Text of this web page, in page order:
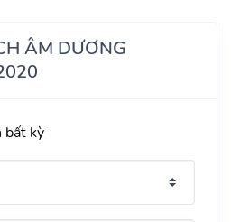
ÂM DƯƠNG
bất kỳ